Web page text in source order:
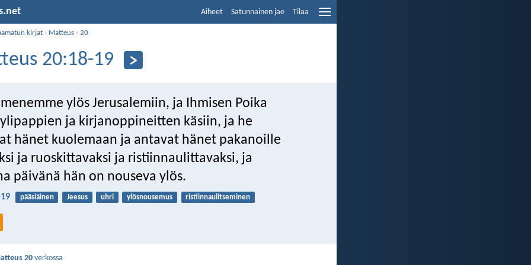
Aiheet Satunnainen jae Tilaa
kirjat › Matteus ›20
20:18-19
ylös Jerusalemiin, ja Ihmisen Poika
ja kirjanoppineitten käsiin, ja he
hänet kuolemaan ja antavat hänet pakanoille
ja ruoskittavaksi ja ristiinnaulittavaksi, ja
päivänä hän on nouseva ylös.
pääsiäinen Jeesus uhri ylösnousemus ristiinnaulitseminen
20 verkossa